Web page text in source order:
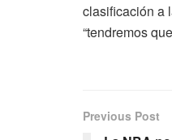
clasificación a
“tendremos
Previous Post